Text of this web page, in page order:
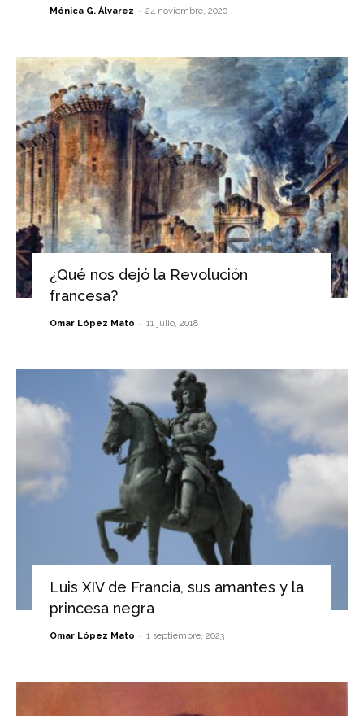
Mónica G. Álvarez - 24 noviembre, 2020
¿Qué nos dejó la Revolución
francesa?
Omar López Mato - 11 julio, 2018
Luis XIV de Francia, sus amantes y la
princesa negra
Omar López Mato - 1 septiembre, 2023